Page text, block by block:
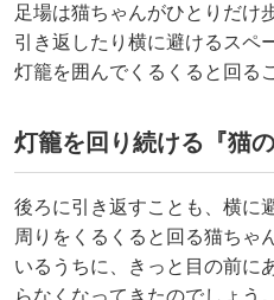
足場は猫ちゃんがひとりだけ
引き返したり横に避けるスペ
灯籠を囲んでくるくると回る
灯籠を回り続ける『猫
後ろに引き返すことも、横に
周りをくるくると回る猫ちゃ
いるうちに、きっと目の前に
らなくなってきたのでしょう。